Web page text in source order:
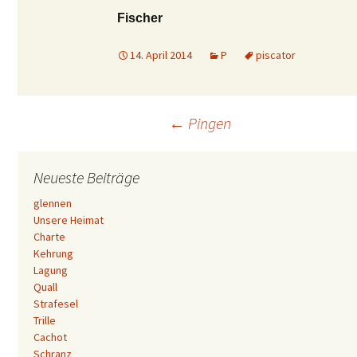
Fischer
14. April 2014 P piscator
Beitrags-
Navigation
← Pingen
Neueste Beiträge
glennen
Unsere Heimat
Charte
Kehrung
Lagung
Quall
Strafesel
Trille
Cachot
Schranz